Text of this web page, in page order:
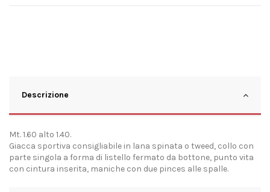
Descrizione
Mt. 1.60 alto 1.40.
Giacca sportiva consigliabile in lana spinata o tweed, collo con
parte singola a forma di listello fermato da bottone, punto vita
con cintura inserita, maniche con due pinces alle spalle.